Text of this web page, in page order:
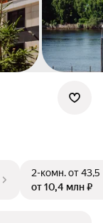
2-комн.от 43,5
от 10,4 млн ₽